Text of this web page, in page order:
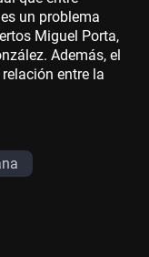
un problema
Miguel Porta,
Además, el
entre la